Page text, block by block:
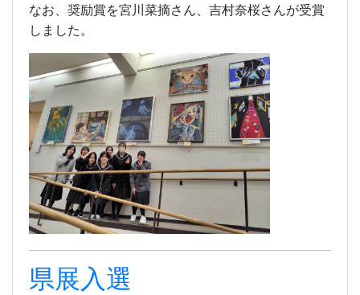
なお、奨励賞を宮川菜摘さん、吉村奈桜さんが受賞
しました。
県展入選